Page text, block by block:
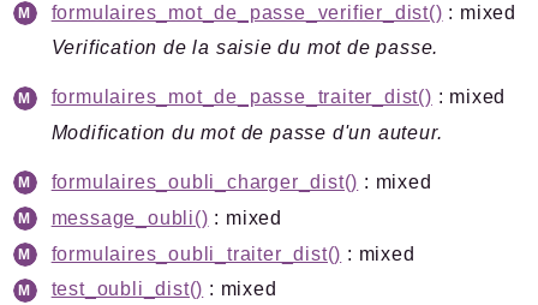
formulaires_mot_de_passe_verifier_dist() : mixed
Verification de la saisie du mot de passe.
formulaires_mot_de_passe_traiter_dist() : mixed
Modification du mot de passe d'un auteur.
formulaires_oubli_charger_dist() : mixed
message_oubli() : mixed
formulaires_oubli_traiter_dist() : mixed
test_oubli_dist() : mixed